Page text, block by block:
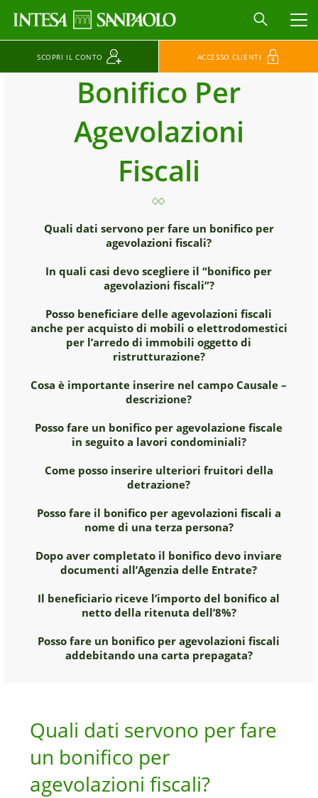
SCOPRI IL CONTO ACCESSO CLIENTI
Bonifico Per
Agevolazioni
Fiscali
Quali dati servono per fare un bonifico per
agevolazioni fiscali?
In quali casi devo scegliere il “bonifico per
agevolazioni fiscali”?
Posso beneficiare delle agevolazioni fiscali
anche per acquisto di mobili o elettrodomestici
per l’arredo di immobili oggetto di
ristrutturazione?
Cosa è importante inserire nel campo Causale –
descrizione?
Posso fare un bonifico per agevolazione fiscale
in seguito a lavori condominiali?
Come posso inserire ulteriori fruitori della
detrazione?
Posso fare il bonifico per agevolazioni fiscali a
nome di una terza persona?
Dopo aver completato il bonifico devo inviare
documenti all’Agenzia delle Entrate?
Il beneficiario riceve l’importo del bonifico al
netto della ritenuta dell’8%?
Posso fare un bonifico per agevolazioni fiscali
addebitando una carta prepagata?
Quali dati servono per fare
un bonifico per
agevolazioni fiscali?